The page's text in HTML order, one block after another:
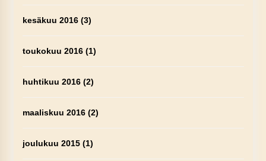
kesäkuu 2016(3)
toukokuu 2016(1)
huhtikuu 2016(2)
maaliskuu 2016(2)
joulukuu 2015(1)